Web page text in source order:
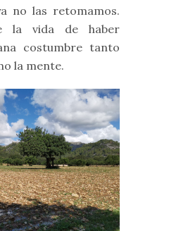
no las retomamos.
la vida de haber
costumbre tanto
la mente.